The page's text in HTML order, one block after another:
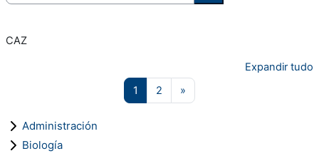
Buscar cursos
CAZ
Expandir tudo
1 Página 1
2 Página 2
»
Administración
Biología